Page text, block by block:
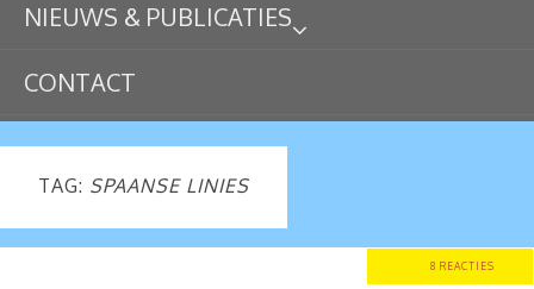
NIEUWS & PUBLICATIES
CONTACT
TAG: SPAANSE LINIES
8 REACTIES